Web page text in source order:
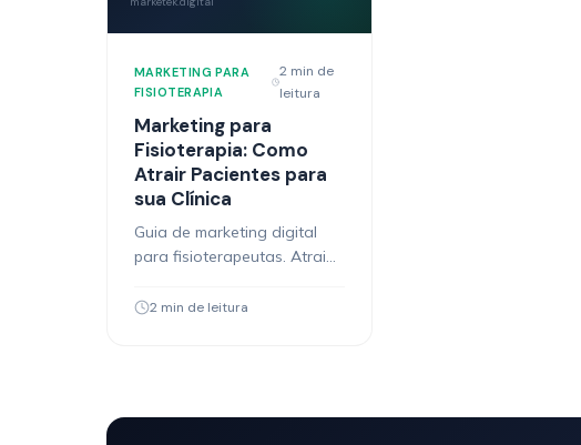
MARKETING PARA
FISIOTERAPIA
2 min de
leitura
Marketing para
Fisioterapia: Como
Atrair Pacientes para
sua Clínica
Guia de marketing digital
para fisioterapeutas. Atraia
Instagram e automação de
2 min de leitura